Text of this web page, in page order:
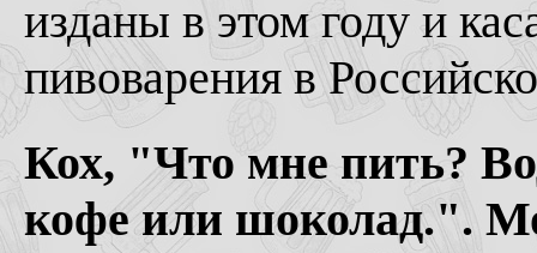
изданы в этом году и
пивоварения в
Кох, "Что мне пить?
кофе или шоколад.".